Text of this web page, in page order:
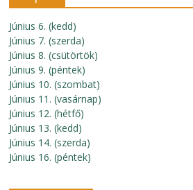
Június 6. (kedd)
Június 7. (szerda)
Június 8. (csütörtök)
Június 9. (péntek)
Június 10. (szombat)
Június 11. (vasárnap)
Június 12. (hétfő)
Június 13. (kedd)
Június 14. (szerda)
Június 16. (péntek)